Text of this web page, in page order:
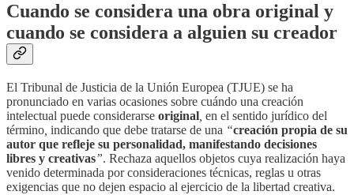
Cuando se considera una obra original y
cuando se considera a alguien su creador
El Tribunal de Justicia de la Unión Europea (TJUE) se ha
pronunciado en varias ocasiones sobre cuándo una creación
intelectual puede considerarse original en el sentido jurídico del
término indicando que debe tratarse de una “creación propia de su
autor que refleje su personalidad, manifestando decisiones
libres y creativas”. Rechaza aquellos objetos cuya realización haya
venido determinada por consideraciones técnicas, reglas u otras
exigencias que no dejen espacio al ejercicio de la libertad creativa.